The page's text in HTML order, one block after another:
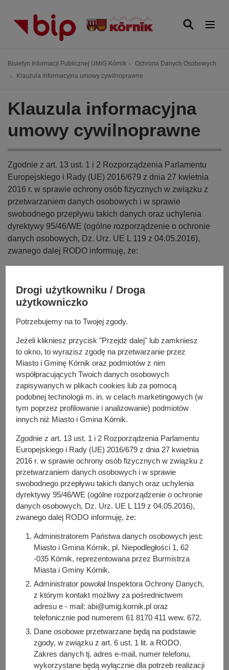
Ś
ż
a
w
a
Biuletyn Informacji Publicznej UMiG Kórnik
Ochrona Danych Osobowych
Klauzula informacyjna umowy cywilnoprawne
Klauzula informacyjna
umowy cywilnoprawne
Zgodnie z art. 13 ust. 1 i 2 Rozporządzenia Parlamentu
Europejskiego i Rady (UE) 2016/679 z dnia 27 kwietnia
2016 r. w sprawie ochrony osób fizycznych w związku z
przetwarzaniem danych osobowych i w sprawie
swobodnego przepływu takich danych oraz uchylenia
dyrektywy 95/46/WE (ogólne rozporządzenie o ochronie
danych osobowych, Dz. Urz. UE L 119 z 04.05.2016),
zwanego dalej RODO informuję, że:
Kórnik, reprezentowana przez Burmistrza Miasta i
Gminy Kórnik.
Administrator powołał Inspektora Ochrony Danych p.
możliwy za pośrednictwem adresu e - mail:
abi@umig.kornik.ploraz telefonicznie pod numerem 61
8170 411 wew. 672.
Państwa dane osobowe będą przetwarzane w
następujących celach:
realizacja umowy (art. 6 ust. 1 lit. b RODO),
udostępnianie i aktualizacja w Centralnym Rejestrze
Umów (CRU) informacji o umowach zawartych przez
jednostkę sektora finansów publicznych lub na jej rzecz
(art. 6 ust. 1 lit c RODO - przetwarzanie jest niezbędne
do wypełnienia obowiązku prawnego ciążącego
na administratorze) w związku z ustawą z 27 sierpnia
2009 r. o finansach publicznych.
Dane osobowe będą udostępniane podmiotom
uprawnionym do ich przetwarzania na podstawie
przepisów prawa. Dane będą udostępniane Ministrowi
Finansów prowadzącemu CRU. Dane osobowe
udostępniane i aktualizowane w CRU, który jest
rejestrem jawnym i dostępnym w Internecie, będą jawne
i powszechnie dostępne.
Państwa dane osobowe będą przechowywane przez
okres:
10 lat – umowy dotyczące prac zleconych bez składki
na ubezpieczenie społeczne
50 lat – umowy dotyczące prac zleconych ze składką na
Drogi użytkowniku / Droga
użytkowniczko
Potrzebujemy na to Twojej zgody.
Jeżeli klikniesz przycisk "Przejdź dalej" lub zamkniesz
to okno, to wyrazisz zgodę na przetwarzanie przez
Miasto i Gminę Kórnik oraz podmiotów z nim
współpracujących Twoich danych osobowych
zapisywanych w plikach cookies lub za pomocą
podobnej technologii m. in. w celach marketingowych (w
tym poprzez profilowanie i analizowanie) podmiotów
innych niż Miasto i Gmina Kórnik.
Zgodnie z art. 13 ust. 1 i 2 Rozporządzenia Parlamentu
Europejskiego i Rady (UE) 2016/679 z dnia 27 kwietnia
2016 r. w sprawie ochrony osób fizycznych w związku z
przetwarzaniem danych osobowych i w sprawie
swobodnego przepływu takich danych oraz uchylenia
dyrektywy 95/46/WE (ogólne rozporządzenie o ochronie
danych osobowych, Dz. Urz. UE L 119 z 04.05.2016),
zwanego dalej RODO informuję, że:
Administratorem Państwa danych osobowych jest:
Miasto i Gmina Kórnik, pl. Niepodległości 1, 62
-035 Kórnik, reprezentowana przez Burmistrza
Miasta i Gminy Kórnik.
Administrator powołał Inspektora Ochrony Danych,
z którym kontakt możliwy za pośrednictwem
adresu e - mail: abi@umig.kornik.pl oraz
telefonicznie pod numerem 61 8170 411 wew. 672.
Dane osobowe przetwarzane będą na podstawie
zgody, w związku z art. 6 ust. 1 lit. a RODO.
Zakres danych tj. adres e-mail, numer telefonu,
wykorzystane będą wyłącznie dla potrzeb realizacji